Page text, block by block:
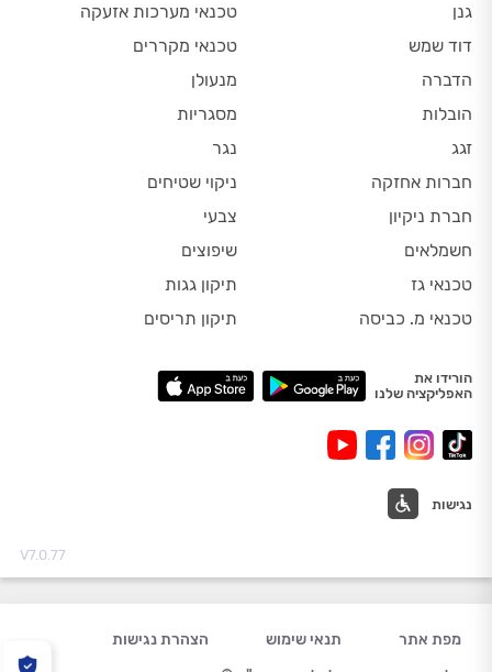
גנן
דוד שמש
הדברה
הובלות
זגג
חברות אחזקה
חברת ניקיון
חשמלאים
טכנאי גז
טכנאי מ. כביסה
טכנאי מערכות אזעקה
טכנאי מקררים
מנעולן
מסגריות
נגר
ניקוי שטיחים
צבעי
שיפוצים
תיקון גגות
תיקון תריסים
הורידו את
האפליקציה שלנו
נגישות
V7.0.77
מפת אתר תנאי שימוש
הצהרת נגישות